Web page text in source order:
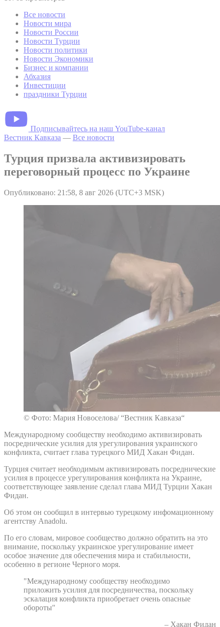
Все новости
Новости мира
Новости России
Новости Турции
Новости политики
Новости Экономики
Бизнес и компании
Абхазия
Инвестиции
праздники Турции
Подписывайтесь на наш YouTube-канал
Вестник Кавказа — Все новости
Турция призвала активизировать
переговорный процесс по Украине
Опубликовано: 21:58, 8 авг 2026 (UTC+3 MSK)
© Фото: Мария Новоселова/ “Вестник Кавказа“
Международному сообществу необходимо активизировать
посреднические усилия для урегулирования украинского
конфликта, считает глава турецкого МИД Хакан Фидан.
Турция считает необходимым активизировать посреднические
усилия в процессе урегулирования конфликта на Украине,
соответствующее заявление сделал глава МИД Турции Хакан
Фидан.
Об этом он сообщил в интервью турецкому инфомационному
агентству Anadolu.
По его словам, мировое сообщество должно обратить на это
внимание, поскольку украинское урегулирование имеет
особое значение для обеспечения мира и стабильности,
особенно в регионе Черного моря.
"Международному сообществу необходимо
приложить усилия для посредничества, поскольку
эскалация конфликта приобретает очень опасные
обороты"
– Хакан Фидан